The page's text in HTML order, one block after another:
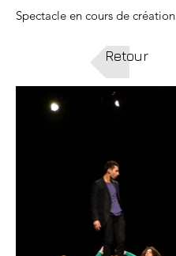
Spectacle en cours de création
Retour